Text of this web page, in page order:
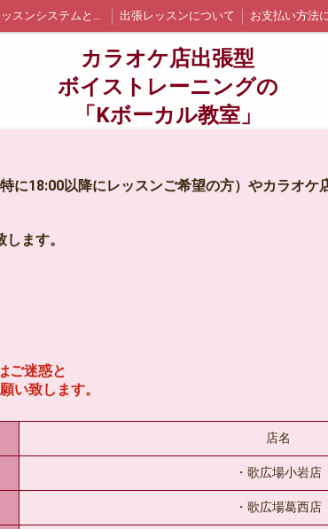
レッスンシステムと詳細 出張レッスンについて お支払い方法
生徒さんの声
カラオケ店出張型
ボイストレーニングの
「Kボーカル教室」
に18:00以降にレッスンご希望の方）やカラオケ
ます。
ご迷惑と
い致します。
店名
・歌広場小岩店
・歌広場葛西店